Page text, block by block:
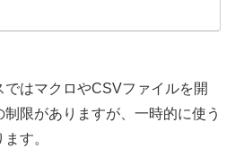
はマクロやCSVファイルを開
限がありますが、一時的に使う
す。